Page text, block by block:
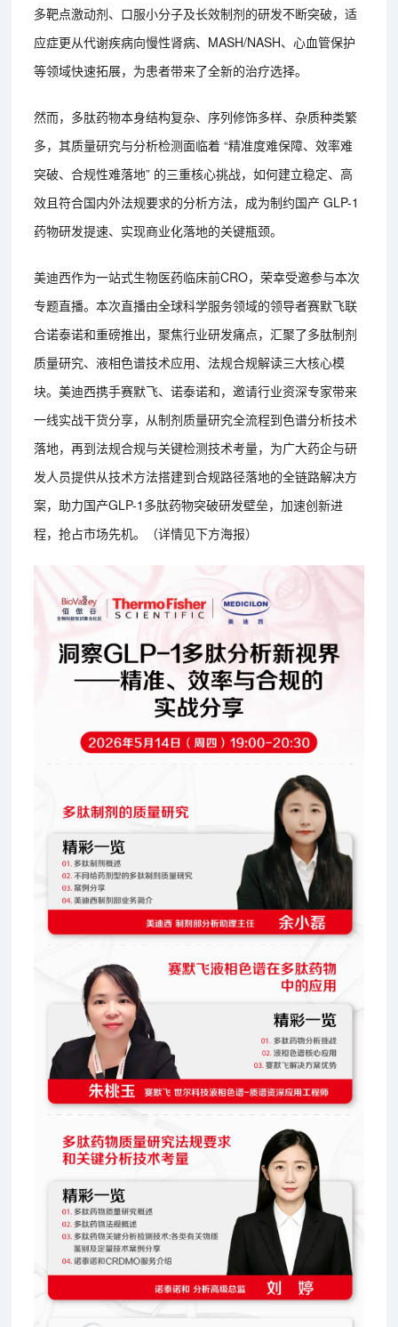
多靶点激动剂、口服小分子及长效制剂的研发不断突破，适
应症更从代谢疾病向慢性肾病、MASH/NASH、心血管保护
等领域快速拓展，为患者带来了全新的治疗选择。
然而，多肽药物本身结构复杂、序列修饰多样、杂质种类繁
多，其质量研究与分析检测面临着 “精准度难保障、效率难
突破、合规性难落地” 的三重核心挑战，如何建立稳定、高
效且符合国内外法规要求的分析方法，成为制约国产 GLP-1
药物研发提速、实现商业化落地的关键瓶颈。
美迪西作为一站式生物医药临床前CRO，荣幸受邀参与本次
专题直播。本次直播由全球科学服务领域的领导者赛默飞联
合诺泰诺和重磅推出，聚焦行业研发痛点，汇聚了多肽制剂
质量研究、液相色谱技术应用、法规合规解读三大核心模
块。美迪西携手赛默飞、诺泰诺和，邀请行业资深专家带来
一线实战干货分享，从制剂质量研究全流程到色谱分析技术
落地，再到法规合规与关键检测技术考量，为广大药企与研
发人员提供从技术方法搭建到合规路径落地的全链路解决方
案，助力国产GLP-1多肽药物突破研发壁垒，加速创新进
程，抢占市场先机。（详情见下方海报）